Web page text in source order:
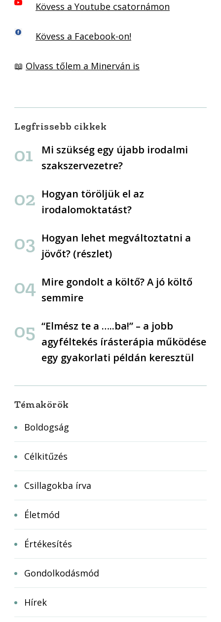
Kövess a Youtube csatornámon
Kövess a Facebook-on!
📖 Olvass tőlem a Minerván is
Legfrissebb cikkek
Mi szükség egy újabb irodalmi
szakszervezetre?
Hogyan töröljük el az
irodalomoktatást?
Hogyan lehet megváltoztatni a
jövőt? (részlet)
Mire gondolt a költő? A jó költő
semmire
“Elmész te a …..ba!” – a jobb
agyféltekés írásterápia működése
egy gyakorlati példán keresztül
Témakörök
Boldogság
Célkitűzés
Csillagokba írva
Életmód
Értékesítés
Gondolkodásmód
Hírek